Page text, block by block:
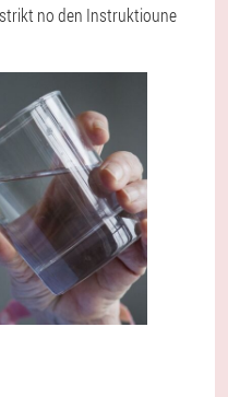
no den Instruktioune